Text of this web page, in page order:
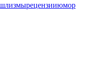
рецензииюмор